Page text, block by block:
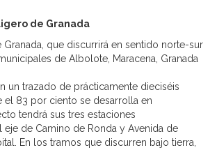
de Granada
que discurrirá en sentido norte-sur
de Albolote, Maracena, Granada
un trazado de prácticamente dieciséis
el 83 por ciento se desarrolla en
tendrá sus tres estaciones
eje de Camino de Ronda y Avenida de
En los tramos que discurren bajo tierra,